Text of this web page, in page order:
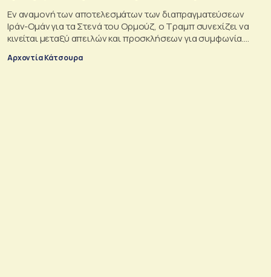
Εν αναμονή των αποτελεσμάτων των διαπραγματεύσεων
Ιράν-Ομάν για τα Στενά του Ορμούζ, ο Τραμπ συνεχίζει να
κινείται μεταξύ απειλών και προσκλήσεων για συμφωνία.
Μουσκάτ και Τεχεράνη.
Αρχοντία Κάτσουρα